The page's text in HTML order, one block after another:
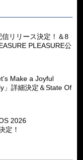
リリース決定！＆8
PLEASURE公
Make a Joyful
」詳細決定＆State Of
2026
定！